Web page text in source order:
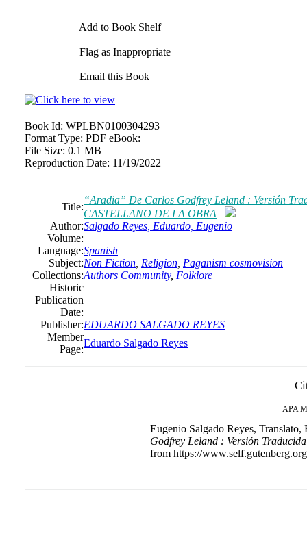
Add to Book Shelf
Flag as Inappropriate
Email this Book
Book Id: WPLBN0100304293
Format Type: PDF eBook:
File Size: 0.1 MB
Reproduction Date: 11/19/2022
Title:
“Aradia” De Carlos Godfrey Leland : Versión
CASTELLANO DE LA OBRA
Author:Salgado Reyes, Eduardo, Eugenio
Volume:
Language:Spanish
Subject:Non Fiction Religion Paganism cosmovision
Collections:Authors Community, Folklore
Historic
Publication
Date:
Publisher:EDUARDO SALGADO REYES
Member
Page:
Eduardo Salgado Reyes
APA
Eugenio Salgado Reyes,
Godfrey Leland : Versión
from https://